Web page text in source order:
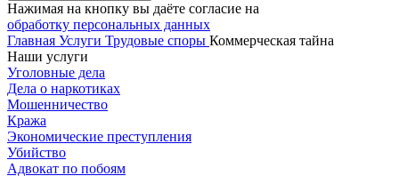
Нажимая на кнопку вы даёте согласие на
обработку персональных данных
Главная Услуги Трудовые споры Коммерческая тайна
Наши услуги
Уголовные дела
Дела о наркотиках
Мошенничество
Кража
Экономические преступления
Убийство
Адвокат по побоям